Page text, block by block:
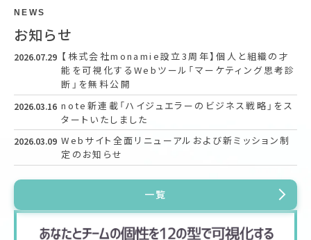
NEWS
お知らせ
2026.07.29 【株式会社monamie設立3周年】個人と組織の才
能を可視化するWebツール「マーケティング思考診
断」を無料公開
2026.03.16 note新連載「ハイジュエラーのビジネス戦略」をス
タートいたしました
2026.03.09 Webサイト全面リニューアルおよび新ミッション制
定のお知らせ
一覧